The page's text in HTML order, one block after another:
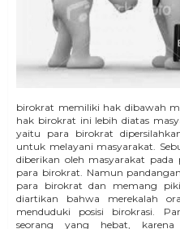
birokrat memiliki hak dibawah
hak birokrat ini lebih diatas
yaitu para birokrat
untuk melayani masyarakat.
diberikan oleh masyarakat
para birokrat. Namun
para birokrat dan memang
diartikan bahwa merekalah
menduduki posisi birokrasi.
seorang yang hebat,